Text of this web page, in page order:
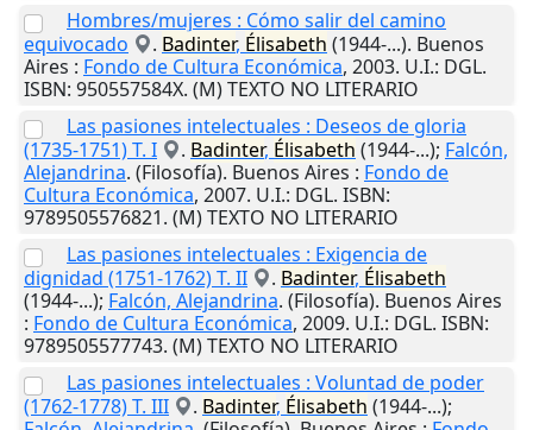
Hombres/mujeres : Cómo salir del camino
equivocado
. Badinter, Élisabeth (1944-...). Buenos
Aires : Fondo de Cultura Económica, 2003. U.I.: DGL.
ISBN: 950557584X. (M) TEXTO NO LITERARIO
Las pasiones intelectuales : Deseos de gloria
(1735-1751) T. I
. Badinter, Élisabeth (1944-...); Falcón,
Alejandrina. (Filosofía). Buenos Aires : Fondo de
Cultura Económica, 2007. U.I.: DGL. ISBN:
9789505576821. (M) TEXTO NO LITERARIO
Las pasiones intelectuales : Exigencia de
dignidad (1751-1762) T. II
. Badinter, Élisabeth
(1944-...); Falcón, Alejandrina. (Filosofía). Buenos Aires
: Fondo de Cultura Económica, 2009. U.I.: DGL. ISBN:
9789505577743. (M) TEXTO NO LITERARIO
Las pasiones intelectuales : Voluntad de poder
(1762-1778) T. III
. Badinter, Élisabeth (1944-...);